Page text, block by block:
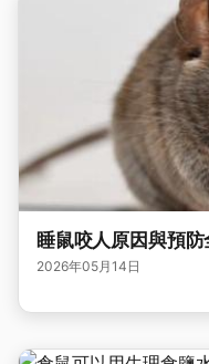
睡鼠咬人原因與預
2026年05月14日